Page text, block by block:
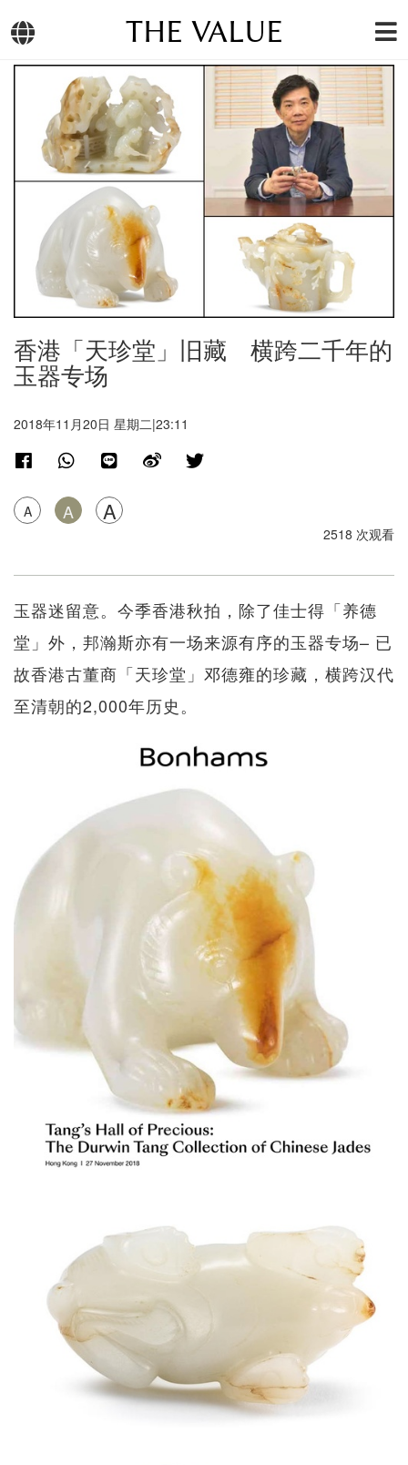
THE VALUE
香港「天珍堂」旧藏 横跨二千年的
玉器专场
2018年11月20日 星期二|23:11
A A A
2518 次观看
玉器迷留意。今季香港秋拍，除了佳士得「养德
堂」外，邦瀚斯亦有一场来源有序的玉器专场– 已
故香港古董商「天珍堂」邓德雍的珍藏，横跨汉代
至清朝的2,000年历史。